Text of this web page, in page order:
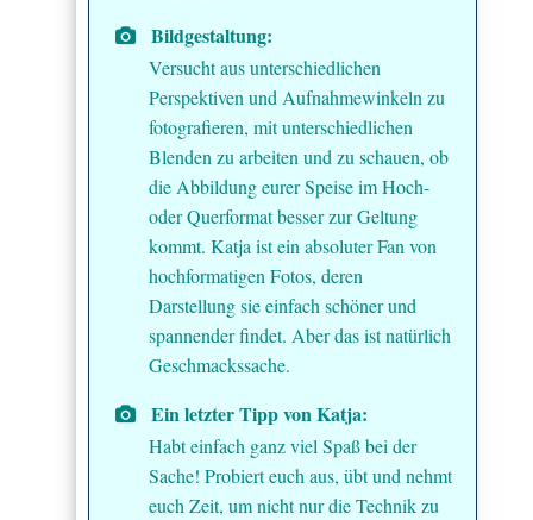
Bildgestaltung:
Versucht aus unterschiedlichen
Perspektiven und Aufnahmewinkeln zu
fotografieren, mit unterschiedlichen
Blenden zu arbeiten und zu schauen, ob
die Abbildung eurer Speise im Hoch-
oder Querformat besser zur Geltung
kommt. Katja ist ein absoluter Fan von
hochformatigen Fotos, deren
Darstellung sie einfach schöner und
spannender findet. Aber das ist natürlich
Geschmackssache.
Ein letzter Tipp von Katja:
Habt einfach ganz viel Spaß bei der
Sache! Probiert euch aus, übt und nehmt
euch Zeit, um nicht nur die Technik zu